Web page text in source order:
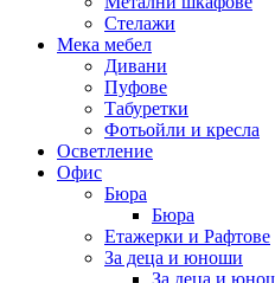
Стелажи
Мека мебел
Дивани
Пуфове
Табуретки
Фотьойли и кресла
Осветление
Офис
Бюра
Бюра
Етажерки и Рафтове
За деца и юноши
За деца и